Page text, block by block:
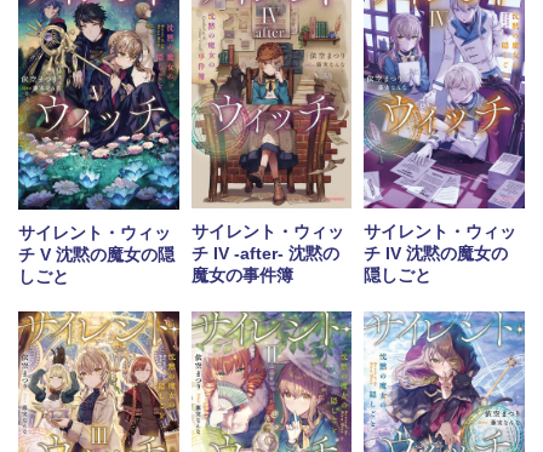
サイレント・ウィッ
チ V 沈黙の魔女の隠
しごと
サイレント・ウィッ
チ IV -after- 沈黙の
魔女の事件簿
サイレント・ウィッ
チ IV 沈黙の魔女の
隠しごと